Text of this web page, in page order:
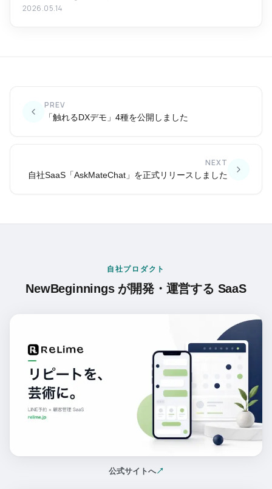
2026.05.14
PREV
「触れるDXデモ」4種を公開しました
NEXT
自社SaaS「AskMateChat」を正式リリースしました
自社プロダクト
NewBeginnings が開発・運営する SaaS
公式サイトへ↗
（新しいタブで開く）